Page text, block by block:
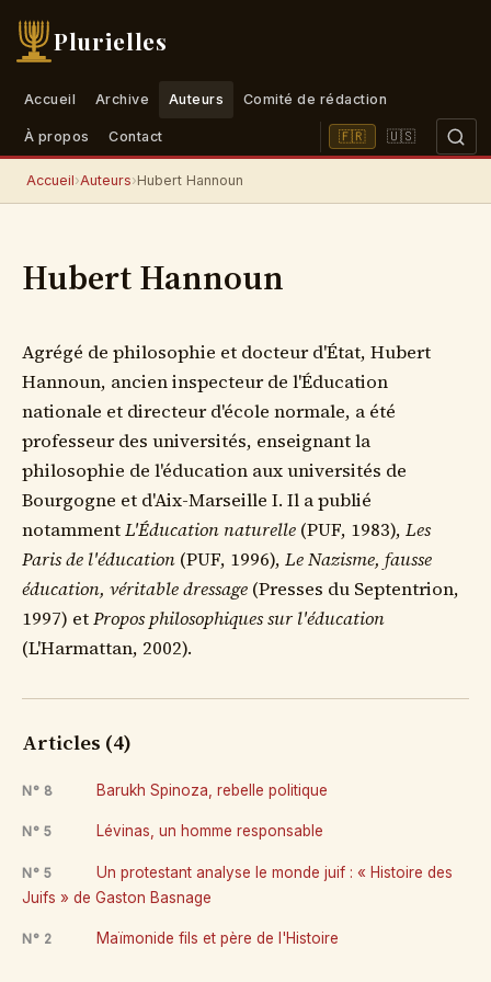
Plurielles
Accueil Archive Auteurs Comité de rédaction
À propos Contact 🇫🇷 🇺🇸
Accueil›Auteurs›Hubert Hannoun
Hubert Hannoun
Agrégé de philosophie et docteur d'État, Hubert
Hannoun, ancien inspecteur de l'Éducation
nationale et directeur d'école normale, a été
professeur des universités, enseignant la
philosophie de l'éducation aux universités de
Bourgogne et d'Aix-Marseille I. Il a publié
notammentL'Éducation naturelle (PUF, 1983), Les
Paris de l'éducation (PUF, 1996), Le Nazisme, fausse
éducation, véritable dressage (Presses du Septentrion,
1997) etPropos philosophiques sur l'éducation
(L'Harmattan, 2002).
Articles (4)
N° 8 Barukh Spinoza, rebelle politique
N° 5 Lévinas, un homme responsable
N° 5
Un protestant analyse le monde juif : « Histoire des
Juifs » de Gaston Basnage
N° 2 Maïmonide fils et père de l'Histoire